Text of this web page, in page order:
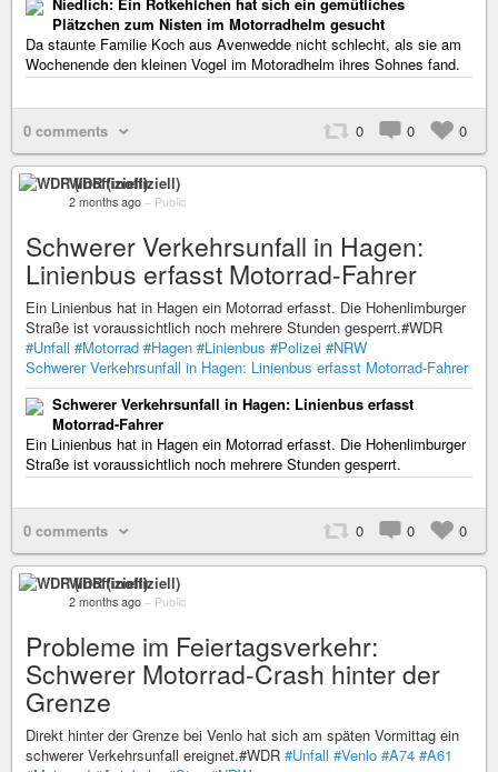
Plätzchen zum Nisten im Motorradhelm gesucht
Da staunte Familie Koch aus Avenwedde nicht schlecht, als sie am
Wochenende den kleinen Vogel im Motoradhelm ihres Sohnes fand.
0 comments 0 0 0
WDR (inoffiziell)
2 months ago – Public
Schwerer Verkehrsunfall in Hagen:
Linienbus erfasst Motorrad-Fahrer
Ein Linienbus hat in Hagen ein Motorrad erfasst. Die Hohenlimburger
Straße ist voraussichtlich noch mehrere Stunden gesperrt.#WDR
#Unfall #Motorrad #Hagen #Linienbus #Polizei #NRW
Schwerer Verkehrsunfall in Hagen: Linienbus erfasst Motorrad-Fahrer
Schwerer Verkehrsunfall in Hagen: Linienbus erfasst
Motorrad-Fahrer
Ein Linienbus hat in Hagen ein Motorrad erfasst. Die Hohenlimburger
Straße ist voraussichtlich noch mehrere Stunden gesperrt.
0 comments 0 0 0
WDR (inoffiziell)
2 months ago – Public
Probleme im Feiertagsverkehr:
Schwerer Motorrad-Crash hinter der
Grenze
Direkt hinter der Grenze bei Venlo hat sich am späten Vormittag ein
schwerer Verkehrsunfall ereignet.#WDR #Unfall #Venlo #A74 #A61